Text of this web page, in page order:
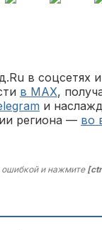
в соцсетях
в MAX,
и
региона — во
и нажмите